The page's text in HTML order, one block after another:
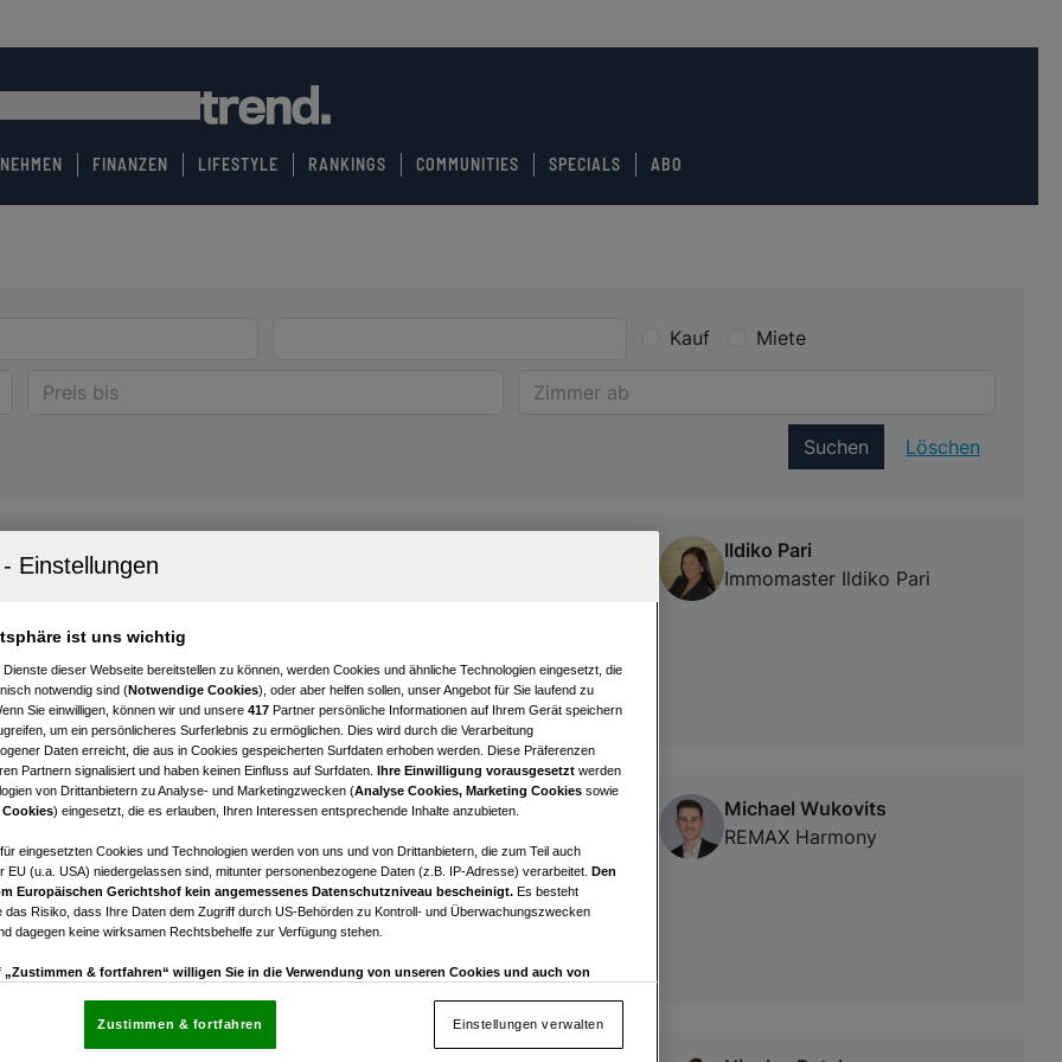
FINANZEN LIFESTYLE RANKINGS COMMUNITIES SPECIALS ABO
Kauf Miete
Suchen Löschen
zu mieten & Hallenbau möglich
Bruttomiete
Ildiko Pari
Immomaster Ildiko Pari
€ 99.000,00
Kaufpreis
Michael Wukovits
REMAX Harmony
ist uns wichtig
Dienste dieser Webseite bereitstellen zu können, werden Cookies und ähnliche Technologien eingesetzt, die
notwendig sind (Notwendige Cookies), oder aber helfen sollen, unser Angebot für Sie laufend zu
Sie einwilligen, können wir und unsere 417 Partner persönliche Informationen auf Ihrem Gerät speichern
um ein persönlicheres Surferlebnis zu ermöglichen. Dies wird durch die Verarbeitung
Daten erreicht, die aus in Cookies gespeicherten Surfdaten erhoben werden. Diese Präferenzen
Partnern signalisiert und haben keinen Einfluss auf Surfdaten. Ihre Einwilligung vorausgesetzt werden
von Drittanbietern zu Analyse- und Marketingzwecken (Analyse Cookies, Marketing Cookies sowie
) eingesetzt, die es erlauben, Ihren Interessen entsprechende Inhalte anzubieten.
eingesetzten Cookies und Technologien werden von uns und von Drittanbietern, die zum Teil auch
EU (u.a. USA) niedergelassen sind, mitunter personenbezogene Daten (z.B. IP-Adresse) verarbeitet. Den
Europäischen Gerichtshof kein angemessenes Datenschutzniveau bescheinigt. Es besteht
das Risiko, dass Ihre Daten dem Zugriff durch US-Behörden zu Kontroll- und Überwachungszwecken
dagegen keine wirksamen Rechtsbehelfe zur Verfügung stehen.
„Zustimmen & fortfahren“ willigen Sie in die Verwendung von unseren Cookies und auch von
die sich auf jeder Seite unten im Footer befinden.
Einstellungen verwalten
Zustimmen & fortfahren